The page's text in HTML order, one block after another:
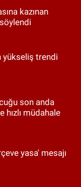
kazınan
yükseliş trendi
son anda
hızlı müdahale
yasa' mesajı